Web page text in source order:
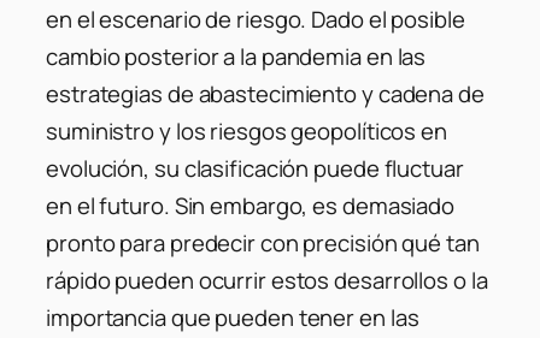
en el escenario de riesgo. Dado el posible
cambio posterior a la pandemia en las
estrategias de abastecimiento y cadena de
suministro y los riesgos geopolíticos en
evolución, su clasificación puede fluctuar
en el futuro. Sin embargo, es demasiado
pronto para predecir con precisión qué tan
rápido pueden ocurrir estos desarrollos o la
importancia que pueden tener en las